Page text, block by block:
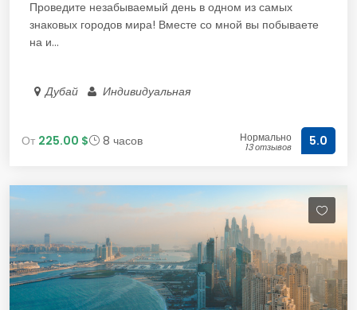
Проведите незабываемый день в одном из самых
знаковых городов мира! Вместе со мной вы побываете
на и...
Дубай Индивидуальная
От 225.00 $ 8 часов Нормально
13 отзывов 5.0